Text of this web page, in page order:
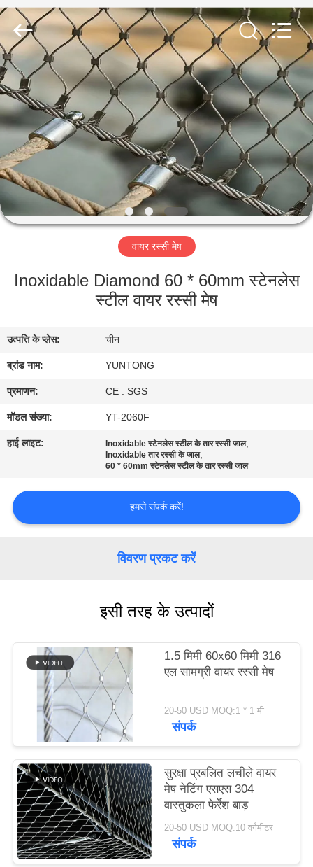
घर
उत्पादों
हमारे
बारे
में
भ्रमण
नियंत्रण
संपर्क
करें
एक
उद्धरण
साइटमैप
गोपनीयता
Yuntong
Metal
Mesh
Co.,Ltd.
All
Rights
Reserved.
वायर रस्सी मेष
Inoxidable Diamond 60 * 60mm स्टेनलेस
स्टील वायर रस्सी मेष
उत्पत्ति के प्लेस: चीन
ब्रांड नाम: YUNTONG
प्रमाणन: CE . SGS
मॉडल संख्या: YT-2060F
हाई लाइट: Inoxidable स्टेनलेस स्टील के तार रस्सी जाल,
Inoxidable तार रस्सी के जाल,
60 * 60mm स्टेनलेस स्टील के तार रस्सी जाल
हमसे संपर्क करें!
विवरण प्रकट करें
इसी तरह के उत्पादों
1.5 मिमी 60x60 मिमी 316
एल सामग्री वायर रस्सी मेष
20-50 USD MOQ:1 * 1 मी
संपर्क
सुरक्षा प्रबलित लचीले वायर
मेष नेटिंग एसएस 304
वास्तुकला फेर्रेश बाड़
20-50 USD MOQ:10 वर्गमीटर
संपर्क